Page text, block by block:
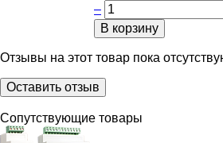
–
В корзину
Отзывы на этот товар пока
Оставить отзыв
Сопутствующие товары